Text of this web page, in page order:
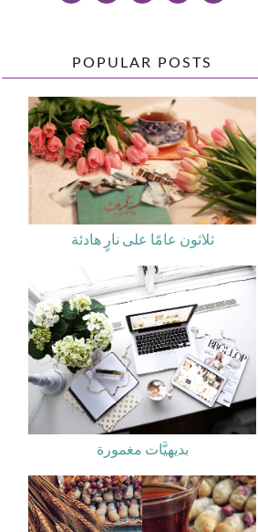
POPULAR POSTS
ثلاثون عامًا على نارٍ هادئة
بديهيَّات مغمورة